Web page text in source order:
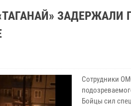
Сотрудники
Бойцы сил